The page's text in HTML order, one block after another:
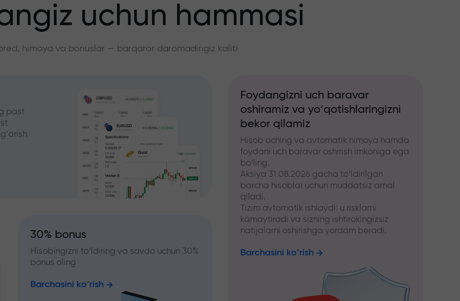
uchun hammasi
himoya va bonuslar — barqaror daromadingiz kaliti
past
30% bonus
Hisobingizni to‘ldiring va savdo uchun 30%
bonus oling
Barchasini ko‘rish
Foydangizni uch baravar
oshiramiz va yo‘qotishlaringizni
bekor qilamiz
Hisob oching va avtomatik himoya hamda
foydani uch baravar oshirish imkoniga ega
bo‘ling.
Aksiya 31.08.2026 gacha to‘ldirilgan
barcha hisoblar uchun muddatsiz amal
qiladi.
Tizim avtomatik ishlaydi: u risklarni
kamaytiradi va sizning ishtirokingizsiz
natijalarni oshirishga yordam beradi.
Barchasini ko‘rish